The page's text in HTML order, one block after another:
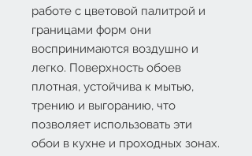
работе с цветовой палитрой и
границами форм они
воспринимаются воздушно и
легко. Поверхность обоев
плотная, устойчива к мытью,
трению и выгоранию, что
позволяет использовать эти
обои в кухне и проходных зонах.